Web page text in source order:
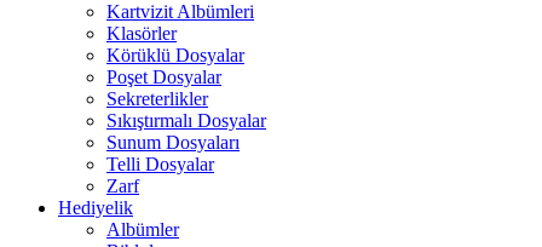
Kartvizit Albümleri
Klasörler
Körüklü Dosyalar
Poşet Dosyalar
Sekreterlikler
Sıkıştırmalı Dosyalar
Sunum Dosyaları
Telli Dosyalar
Zarf
Hediyelik
Albümler